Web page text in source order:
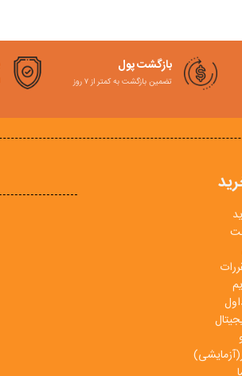
بازگشت پول
تضمین بازگشت به کمتر از ۷ روز